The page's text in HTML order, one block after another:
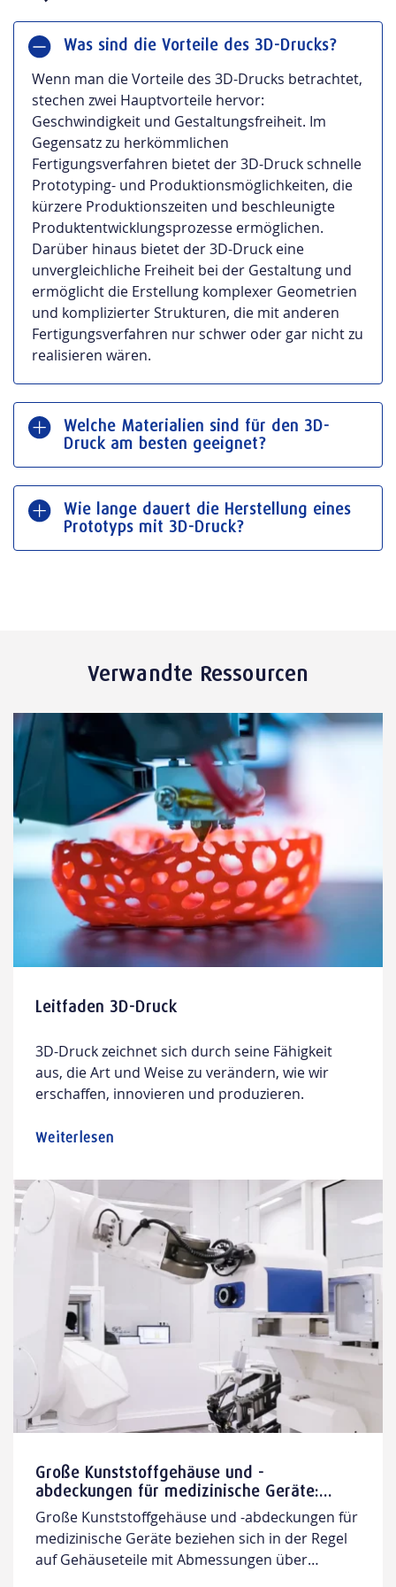
Was sind die Vorteile des 3D-Drucks?
Wenn man die Vorteile des 3D-Drucks betrachtet,
stechen zwei Hauptvorteile hervor:
Geschwindigkeit und Gestaltungsfreiheit. Im
Gegensatz zu herkömmlichen
Fertigungsverfahren bietet der 3D-Druck schnelle
Prototyping- und Produktionsmöglichkeiten, die
kürzere Produktionszeiten und beschleunigte
Produktentwicklungsprozesse ermöglichen.
Darüber hinaus bietet der 3D-Druck eine
unvergleichliche Freiheit bei der Gestaltung und
ermöglicht die Erstellung komplexer Geometrien
und komplizierter Strukturen, die mit anderen
Fertigungsverfahren nur schwer oder gar nicht zu
realisieren wären.
Welche Materialien sind für den 3D-
Druck am besten geeignet?
Wie lange dauert die Herstellung eines
Prototyps mit 3D-Druck?
Verwandte Ressourcen
Leitfaden 3D-Druck
3D-Druck zeichnet sich durch seine Fähigkeit
aus, die Art und Weise zu verändern, wie wir
erschaffen, innovieren und produzieren.
Weiterlesen
Große Kunststoffgehäuse und -
abdeckungen für medizinische Geräte:
Designrichtlinien und
Fertigungstechnologien
Große Kunststoffgehäuse und -abdeckungen für
medizinische Geräte beziehen sich in der Regel
auf Gehäuseteile mit Abmessungen über